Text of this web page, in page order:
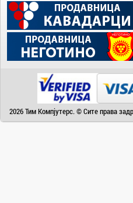
Blackview
Bosch
Broadlink
Brother
2026 Тим Компјутерс. © Сите права